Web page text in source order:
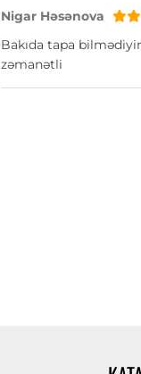
Nigar Həsənova
Bakıda tapa
zəmanətli